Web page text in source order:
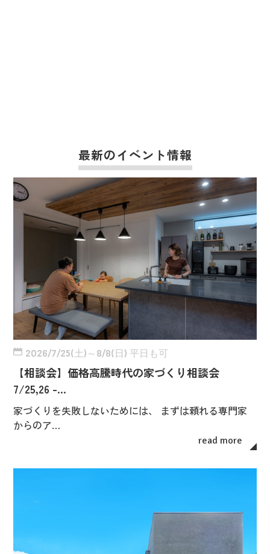
最新のイベント情報
2026/7/25(土)～8/8(日) 平日も可
【相談会】価格高騰時代の家づくり相談会
7/25,26 -…
家づくりを失敗しないためには、 まずは頼れる専門家
からのア…
read more